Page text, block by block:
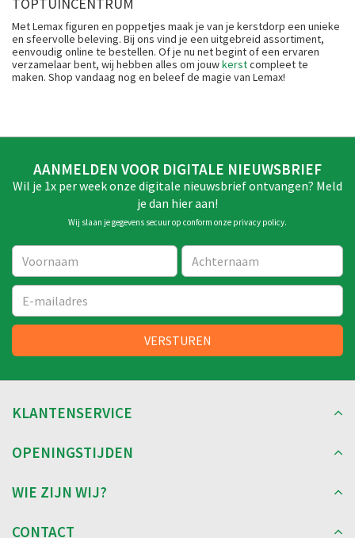
Met Lemax figuren en poppetjes maak je van je kerstdorp een unieke
en sfeervolle beleving. Bij ons vind je een uitgebreid assortiment,
eenvoudig online te bestellen. Of je nu net begint of een ervaren
verzamelaar bent, wij hebben alles om jouwkerstcompleet te
maken. Shop vandaag nog en beleef de magie van Lemax!
AANMELDEN VOOR DIGITALE NIEUWSBRIEF
Wil je 1x per week onze digitale nieuwsbrief ontvangen? Meld
je dan hier aan!
Wij slaan je gegevens secuur op conform onze privacy policy.
KLANTENSERVICE
OPENINGSTIJDEN
WIE ZIJN WIJ?
CONTACT